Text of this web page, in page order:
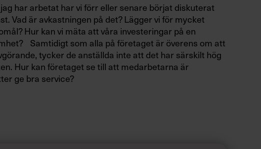
har arbetat har vi förr eller senare börjat diskuterat
Vad är avkastningen på det? Lägger vi för mycket
Hur kan vi mäta att våra investeringar på en
Samtidigt som alla på företaget är överens om att
tycker de anställda inte att det har särskilt hög
Hur kan företaget se till att medarbetarna är
ge bra service?